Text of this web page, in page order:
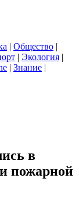
| Общество |
| Экология |
| Знание |
в
пожарной